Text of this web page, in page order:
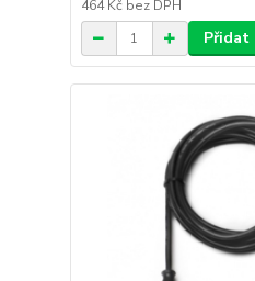
464 Kč bez DPH
Přidat